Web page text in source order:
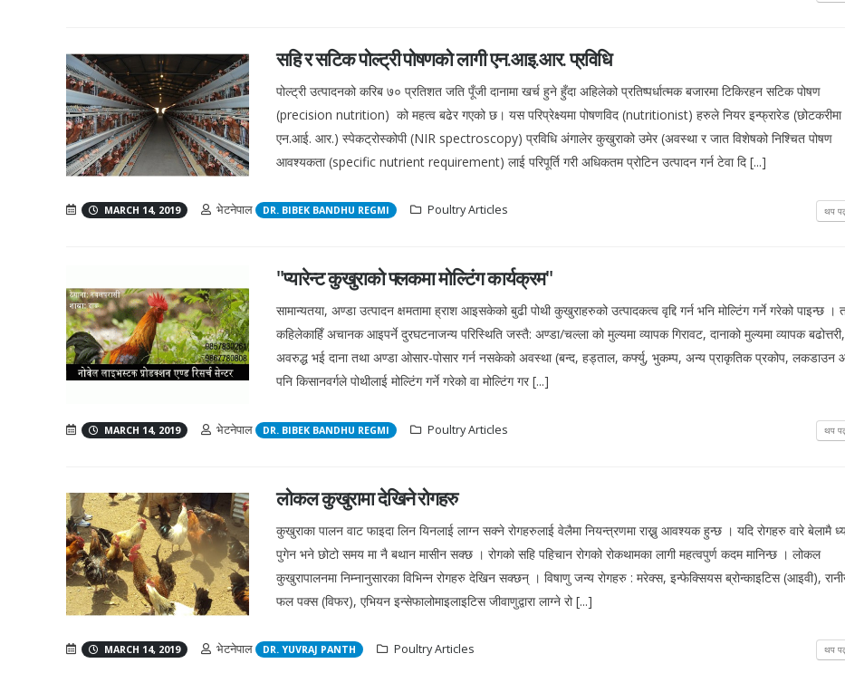
सहि र सटिक पोल्ट्री पोषणको लागी एन.आइ.आर. प्रविधि
पोल्ट्री उत्पादनको करिब ७० प्रतिशत जति पूँजी दानामा खर्च हुने हुँदा अहिलेको प्रतिष्पर्धात्मक बजारमा टिकिरहन सटिक पोषण
(precision nutrition) को महत्व बढेर गएको छ। यस परिप्रेक्ष्यमा पोषणविद (nutritionist) हरुले नियर इन्फ्रारेड (छोटकरीमा
एन.आई. आर.) स्पेकट्रोस्कोपी (NIR spectroscopy) प्रविधि अंगालेर कुखुराको उमेर (अवस्था र जात विशेषको निश्चित पोषण
आवश्यकता (specific nutrient requirement) लाई परिपूर्ति गरी अधिकतम प्रोटिन उत्पादन गर्न टेवा दि [...]
MARCH 14, 2019 भेटनेपाल DR. BIBEK BANDHU REGMI Poultry Articles थप
"प्यारेन्ट कुखुराको फ्लकमा मोल्टिंग कार्यक्रम"
सामान्यतया, अण्डा उत्पादन क्षमतामा ह्राश आइसकेको बुढी पोथी कुखुराहरुको उत्पादकत्व वृद्दि गर्न भनि मोल्टिंग गर्ने गरेको पाइन्छ ।
कहिलेकाहिँ अचानक आइपर्ने दुरघटनाजन्य परिस्थिति जस्तै: अण्डा/चल्ला को मुल्यमा व्यापक गिरावट, दानाको मुल्यमा व्यापक
अवरुद्ध भई दाना तथा अण्डा ओसार-पोसार गर्न नसकेको अवस्था (बन्द, हड्ताल, कर्फ्यु, भुकम्प, अन्य प्राकृतिक प्रकोप, लकडाउन
पनि किसानवर्गले पोथीलाई मोल्टिंग गर्ने गरेको वा मोल्टिंग गर [...]
MARCH 14, 2019 भेटनेपाल DR. BIBEK BANDHU REGMI Poultry Articles थप
लोकल कुखुरामा देखिने रोगहरु
कुखुराका पालन वाट फाइदा लिन यिनलाई लाग्न सक्ने रोगहरुलाई वेलैमा नियन्त्रणमा राख्नु आवश्यक हुन्छ । यदि रोगहरु वारे बेलामै
पुगेन भने छोटो समय मा नै बथान मासीन सक्छ । रोगको सहि पहिचान रोगको रोकथामका लागी महत्वपुर्ण कदम मानिन्छ । लोकल
कुखुरापालनमा निम्नानुसारका विभिन्न रोगहरु देखिन सक्छन् । विषाणु जन्य रोगहरु : मरेक्स, इन्फेक्सियस ब्रोन्काइटिस (आइवी),
फल पक्स (विफर), एभियन इन्सेफालोमाइलाइटिस जीवाणुद्वारा लाग्ने रो [...]
MARCH 14, 2019 भेटनेपाल DR. YUVRAJ PANTH Poultry Articles थप